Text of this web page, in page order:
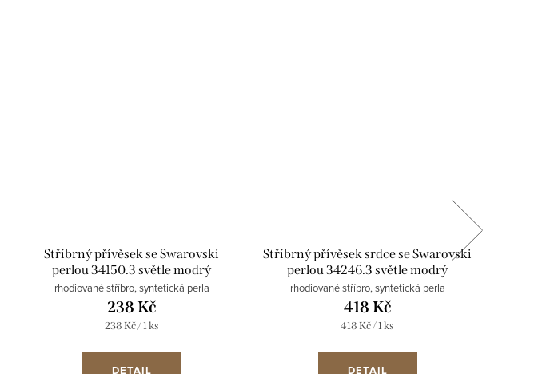
Stříbrný přívěsek se Swarovski
perlou 34150.3 světle modrý
rhodiované stříbro, syntetická perla
238 Kč
Měrná
238 Kč / 1 ks
DETAIL
Stříbrný přívěsek srdce se Swarovski
perlou 34246.3 světle modrý
rhodiované stříbro, syntetická perla
418 Kč
Měrná
418 Kč / 1 ks
DETAIL